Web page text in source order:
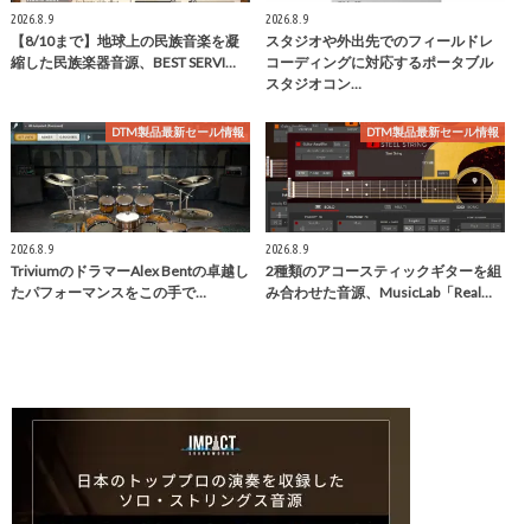
2026.8.9
【8/10まで】地球上の民族音楽を凝
縮した民族楽器音源、BEST SERVI…
2026.8.9
スタジオや外出先でのフィールドレ
コーディングに対応するポータブル
スタジオコン…
DTM製品最新セール情報
2026.8.9
TriviumのドラマーAlex Bentの卓越し
たパフォーマンスをこの手で…
DTM製品最新セール情報
2026.8.9
2種類のアコースティックギターを組
み合わせた音源、MusicLab「Real…